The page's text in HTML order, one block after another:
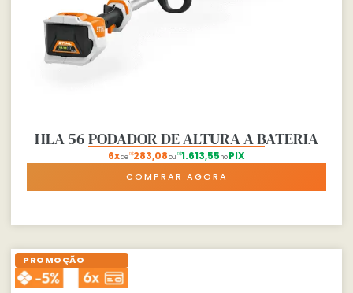
HLA 56 PODADOR DE ALTURA A BATERIA
6xdeR$283,08ou R$1.613,55noPIX
COMPRAR AGORA
PROMOÇÃO